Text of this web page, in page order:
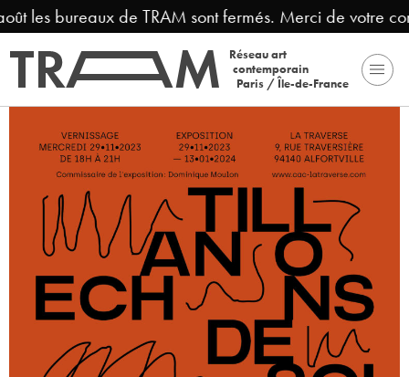
les bureaux de TRAM sont fermés. Merci de votre
Réseau art
contemporain
Paris / Île-de-France